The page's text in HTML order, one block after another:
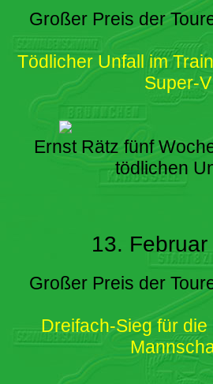
Großer Preis der
Tödlicher Unfall im
Super-V
Ernst Rätz fünf
tödlichen
13.
Großer Preis der
Dreifach-Sieg für